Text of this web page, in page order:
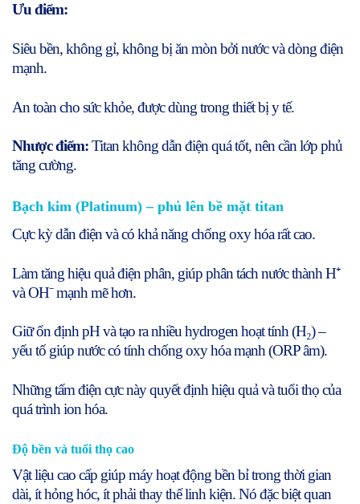
Ưu điểm:
Siêu bền, không gỉ, không bị ăn mòn bởi nước và dòng điện
mạnh.
An toàn cho sức khỏe, được dùng trong thiết bị y tế.
Nhược điểm:Titan không dẫn điện quá tốt, nên cần lớp phủ
tăng cường.
Bạch kim (Platinum) – phủ lên bề mặt titan
Cực kỳ dẫn điện và có khả năng chống oxy hóa rất cao.
Làm tăng hiệu quả điện phân, giúp phân tách nước thành H⁺
và OH⁻ mạnh mẽ hơn.
Giữ ổn định pH và tạo ra nhiều hydrogen hoạt tính (H₂) –
yếu tố giúp nước có tính chống oxy hóa mạnh (ORP âm).
Những tấm điện cực này quyết định hiệu quả và tuổi thọ của
quá trình ion hóa.
Độ bền và tuổi thọ cao
Vật liệu cao cấp giúp máy hoạt động bền bỉ trong thời gian
dài, ít hỏng hóc, ít phải thay thế linh kiện. Nó đặc biệt quan